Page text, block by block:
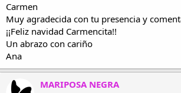
Carmen
Muy agradecida con tu presencia y
¡¡Feliz navidad Carmencita!!
Un abrazo con cariño
Ana
MARIPOSA NEGRA